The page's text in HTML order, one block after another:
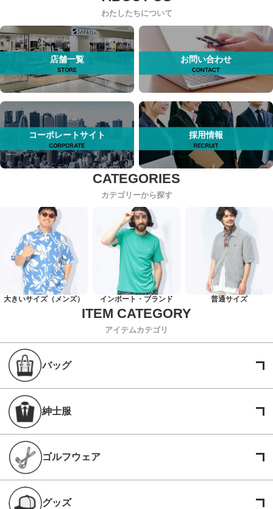
わたしたちについて
店舗一覧 お問い合わせ
コーポレートサイト 採用情報
カテゴリーから探す
大きいサイズ（メンズ） インポート・ブランド 普通サイズ
アイテムカテゴリ
バッグ
紳士服
ゴルフウェア
グッズ